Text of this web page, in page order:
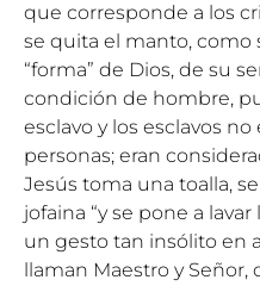
que corresponde a los
se quita el manto, como
“forma” de Dios, de su
condición de hombre,
esclavo y los esclavos
personas; eran
Jesús toma una toalla,
jofaina “y se pone a
un gesto tan insólito en
llaman Maestro y Señor,